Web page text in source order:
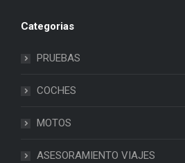
Categorias
PRUEBAS
COCHES
MOTOS
ASESORAMIENTO VIAJES